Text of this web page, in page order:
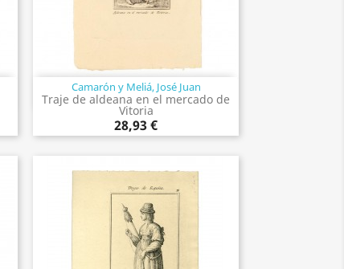
Camarón y Meliá, José Juan
Traje de aldeana en el mercado de
Vitoria
28,93 €
Vista rápida